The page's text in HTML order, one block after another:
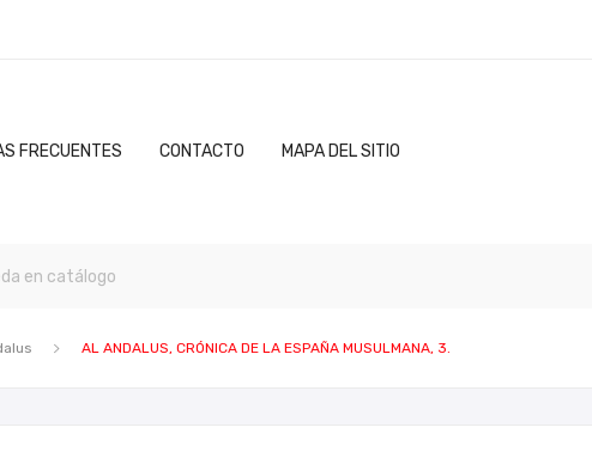
FRECUENTES CONTACTO MAPA DEL SITIO
AL ANDALUS, CRÓNICA DE LA ESPAÑA MUSULMANA, 3.